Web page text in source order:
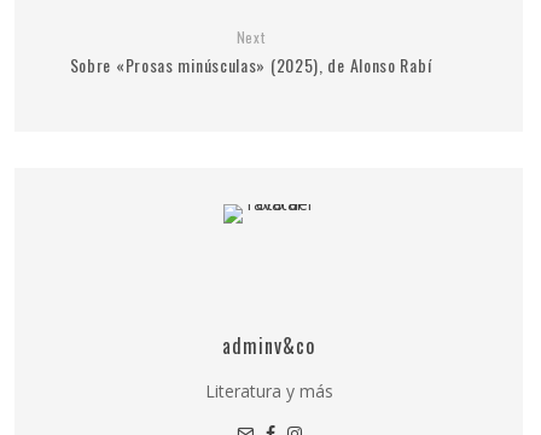
Next
Sobre «Prosas minúsculas» (2025), de Alonso Rabí
adminv&co
Literatura y más